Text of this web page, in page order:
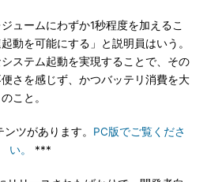
ュームにわずか1秒程度を加えるこ
動を可能にする」と説明員はいう。
ステム起動を実現することで、その
さを感じず、かつバッテリ消費を大
こと。
ツがあります。 PC版でご覧くださ
い。
***